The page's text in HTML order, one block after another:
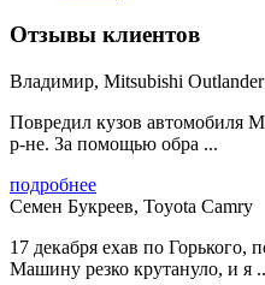
Отзывы клиентов
Владимир, Mitsubishi Outlander
Повредил кузов автомобиля
р-не. За помощью обра ...
подробнее
Семен Букреев, Toyota Camry
17 декабря ехав по
Машину резко крутануло, и я